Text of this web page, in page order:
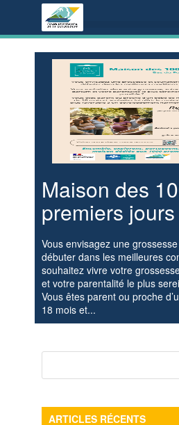
Maison des
premiers jours
Vous envisagez une
débuter dans les meilleures
souhaitez vivre votre
et votre parentalité le plus
Vous êtes parent ou proche
18 mois et...
ARTICLES RÉCENTS